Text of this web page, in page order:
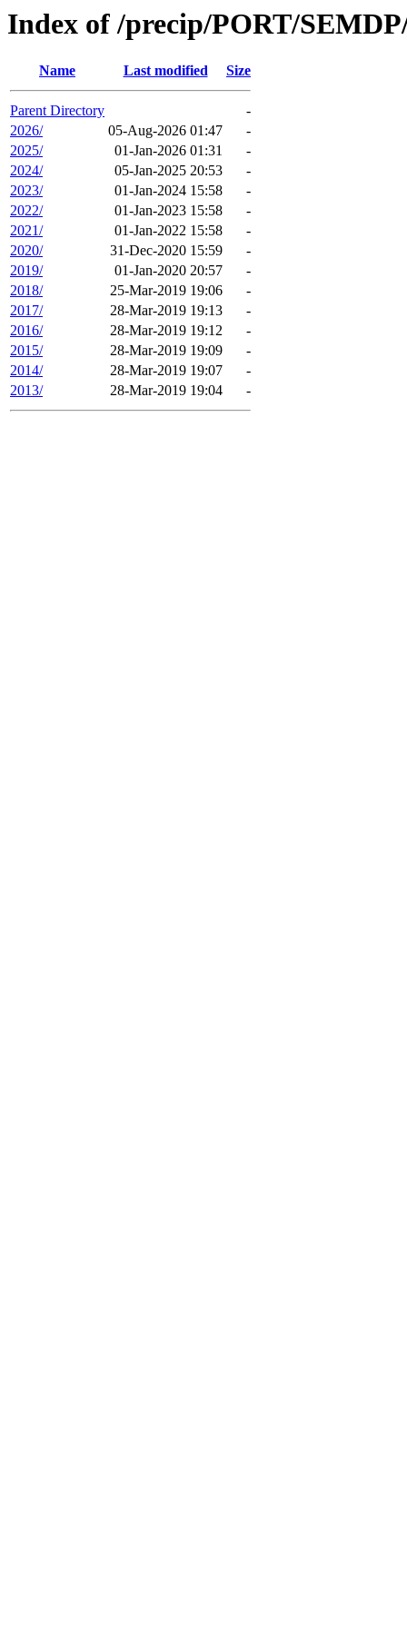
Index of /precip/PORT/
Name Last modified Size
Parent Directory
-
2026/
05-Aug-2026 01:47
-
2025/
01-Jan-2026 01:31
-
2024/
05-Jan-2025 20:53
-
2023/
01-Jan-2024 15:58
-
2022/
01-Jan-2023 15:58
-
2021/
01-Jan-2022 15:58
-
2020/
31-Dec-2020 15:59
-
2019/
01-Jan-2020 20:57
-
2018/
25-Mar-2019 19:06
-
2017/
28-Mar-2019 19:13
-
2016/
28-Mar-2019 19:12
-
2015/
28-Mar-2019 19:09
-
2014/
28-Mar-2019 19:07
-
2013/
28-Mar-2019 19:04 -